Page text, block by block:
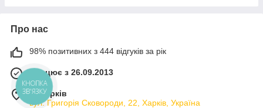
Про нас
98% позитивних з 444 відгуків за рік
Працює з 26.09.2013
м. Харків
вул. Григорія Сковороди, 22, Харків, Україна
КНОПКА
ЗВ'ЯЗКУ